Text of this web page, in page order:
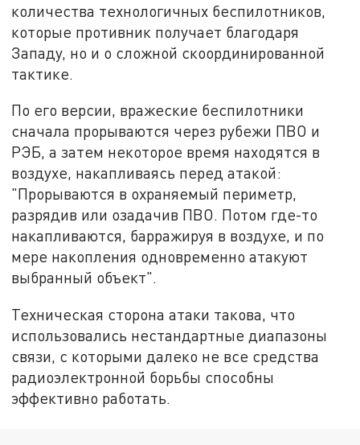
количества технологичных беспилотников,
которые противник получает благодаря
Западу, но и о сложной скоординированной
тактике.
По его версии, вражеские беспилотники
сначала прорываются через рубежи ПВО и
РЭБ, а затем некоторое время находятся в
воздухе, накапливаясь перед атакой:
"Прорываются в охраняемый периметр,
разрядив или озадачив ПВО. Потом где-то
накапливаются, барражируя в воздухе, и по
мере накопления одновременно атакуют
выбранный объект".
Техническая сторона атаки такова, что
использовались нестандартные диапазоны
связи, с которыми далеко не все средства
радиоэлектронной борьбы способны
эффективно работать.